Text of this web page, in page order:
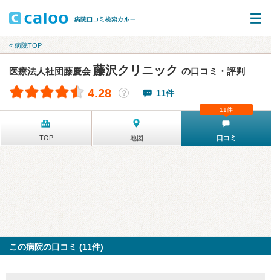
« 病院TOP
医療法人社団藤慶会 藤沢クリニック の口コミ・評判
4.28 ？ 11件
TOP 地図 口コミ
11件
この病院の口コミ (11件)